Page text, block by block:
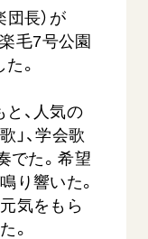
すべて見る
団長）が
毛7号公園
。
、人気の
」、学会歌
でた。希望
り響いた。
気をもら
。